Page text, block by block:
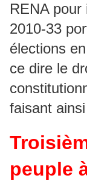
RENA
2010-33
élections
ce dire le
faisant
peuple